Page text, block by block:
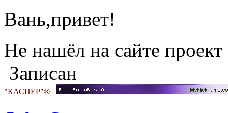
Вань,привет!
Не нашёл на сайте
Записан
"КАСПЕР"®